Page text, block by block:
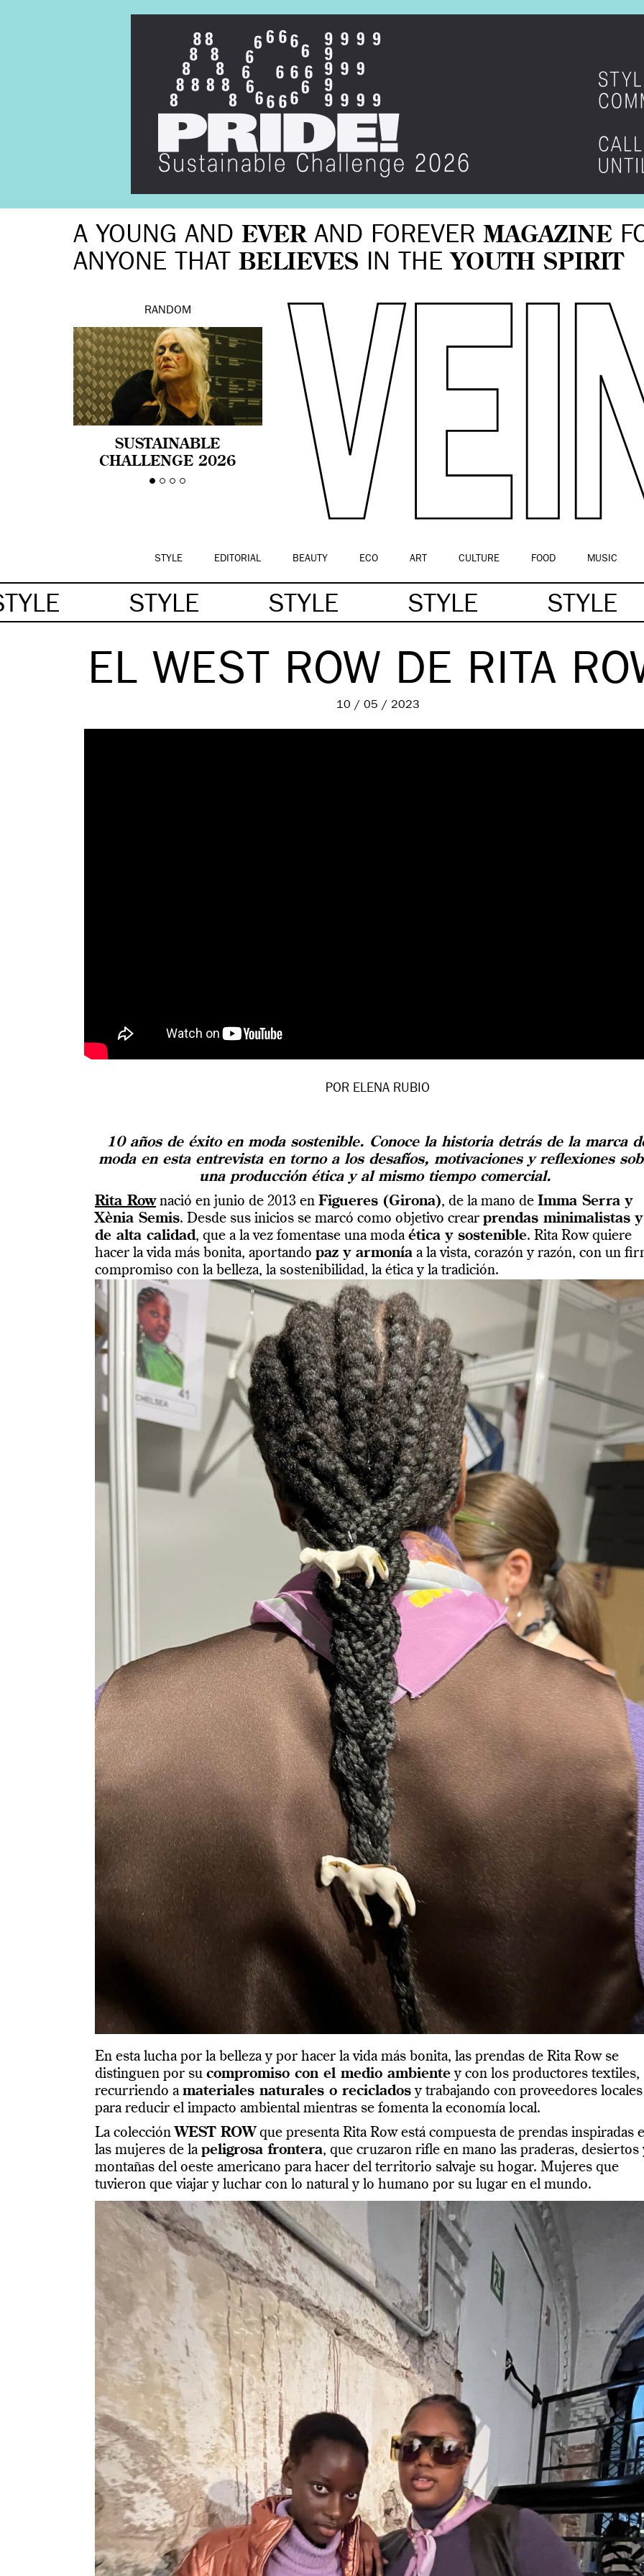
A YOUNG AND EVERAND FOREVER MAGAZINE
ANYONE THAT BELIEVES IN THE YOUTH SPIRIT
RANDOM
SUSTAINABLE
CHALLENGE 2026
CELEBRA LA
STYLE EDITORIAL BEAUTY ECO ART CULTURE FOOD MUSIC
STYLE STYLE STYLE STYLE
EL WEST ROW DE RITA
10 / 05 / 2023
POR ELENA RUBIO
10 años de éxito en moda sostenible. Conoce la historia detrás de la marca
moda en esta entrevista en torno a los desafíos, motivaciones y reflexiones
una producción ética y al mismo tiempo comercial.
Rita Rownació en junio de 2013 en Figueres (Girona), de la mano de Imma Serra y
Xènia Semis. Desde sus inicios se marcó como objetivo crear prendas minimalistas y
de alta calidad, que a la vez fomentase una moda ética y sostenible. Rita Rowquiere
hacer la vida más bonita, aportando paz y armonía a la vista, corazón y razón, con un
compromiso con la belleza, la sostenibilidad, la ética y la tradición.
En esta lucha por la belleza y por hacer la vida más bonita, las prendas de Rita Rowse
distinguen por su compromiso con el medio ambiente y con los productores textiles,
recurriendo a materiales naturales o reciclados y trabajando con proveedores locales
para reducir el impacto ambiental mientras se fomenta la economía local.
La colección WEST ROW que presenta Rita Rowestá compuesta de prendas inspiradas
las mujeres de la peligrosa frontera, que cruzaron rifle en mano las praderas, desiertos
montañas del oeste americano para hacer del territorio salvaje su hogar. Mujeres que
tuvieron que viajar y luchar con lo natural y lo humano por su lugar en el mundo.